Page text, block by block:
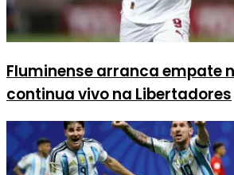
Fluminense arranca empate
continua vivo na Libertadores